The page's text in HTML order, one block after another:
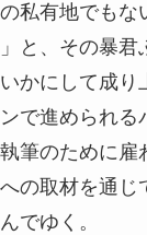
私有地でもな
と、その暴君
かにして成り
で進められる
筆のために雇
の取材を通じ
でゆく。